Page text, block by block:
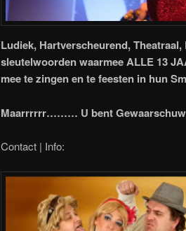
Ludiek, Hartverscheurend,
sleutelwoorden waarmee ALLE 13
mee te zingen en te feesten in hun
Maarrrrrr……… U bent
Contact | Info: